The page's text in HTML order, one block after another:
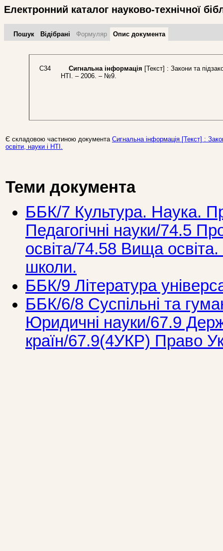
Електронний каталог науково-технічної
Пошук Відібрані Формуляр Опис документа
С34 Сигнальна інформація [Текст] : Закони та
НТІ. – 2006. – №9.
Є складовою частиною документа Сигнальна інформація [Текст] :
освіти, науки і НТІ.
Теми документа
ББК/7 Культура. Наука.
Педагогічні науки/74.5
освіта/74.58 Вища освіта.
школи.
ББК/9 Література
ББК/6/8 Суспільні та
Юридичні науки/67.9
країн/67.9(4УКР) Право